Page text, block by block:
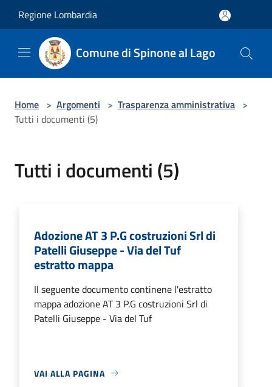
Regione Lombardia
Comune di Spinone al Lago
Home > Argomenti > Trasparenza amministrativa >
Tutti i documenti (5)
Tutti i documenti (5)
Adozione AT 3 P.G costruzioni Srl di
Patelli Giuseppe - Via del Tuf
estratto mappa
Il seguente documento continene l'estratto
mappa adozione AT 3 P.G costruzioni Srl di
Patelli Giuseppe - Via del Tuf
VAI ALLA PAGINA